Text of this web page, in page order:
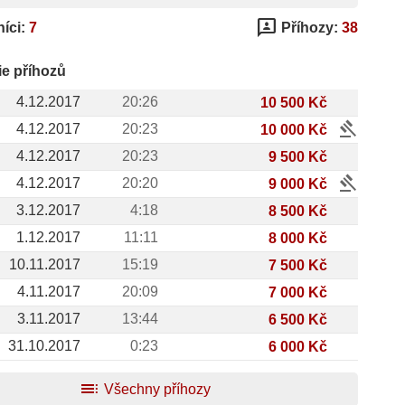
7 3p Příhozy: 38
příhozů
4.12.2017
20:26
10 500 Kč
4.12.2017
20:23 10 000 Kč gavel
4.12.2017 20:23
9 500 Kč
4.12.2017
20:20 9 000 Kč gavel
3.12.2017 4:18
8 500 Kč
1.12.2017
11:11
8 000 Kč
10.11.2017
15:19
7 500 Kč
4.11.2017
20:09
7 000 Kč
3.11.2017
13:44
6 500 Kč
31.10.2017
0:23 6 000 Kč
toc Všechny příhozy